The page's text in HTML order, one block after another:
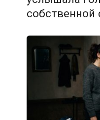
собственной